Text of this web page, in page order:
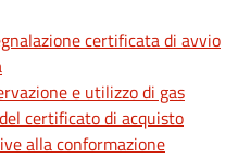
certificata di avvio
e utilizzo di gas
certificato di acquisto
alla conformazione